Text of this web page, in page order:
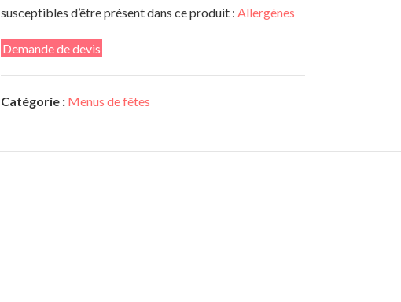
susceptibles d’être présent dans ce produit : Allergènes
Demande de devis
Catégorie : Menus de fêtes